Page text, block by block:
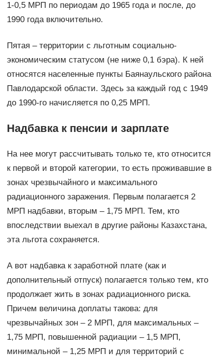
1-0,5 МРП по периодам до 1965 года и после, до
1990 года включительно.
Пятая – территории с льготным социально-
экономическим статусом (не ниже 0,1 бэра). К ней
относятся населенные пункты Баянаульского района
Павлодарской области. Здесь за каждый год с 1949
до 1990-го начисляется по 0,25 МРП.
Надбавка к пенсии и зарплате
На нее могут рассчитывать только те, кто относится
к первой и второй категории, то есть проживавшие в
зонах чрезвычайного и максимального
радиационного заражения. Первым полагается 2
МРП надбавки, вторым – 1,75 МРП. Тем, кто
впоследствии выехал в другие районы Казахстана,
эта льгота сохраняется.
А вот надбавка к заработной плате (как и
дополнительный отпуск) полагается только тем, кто
продолжает жить в зонах радиационного риска.
Причем величина доплаты такова: для
чрезвычайных зон – 2 МРП, для максимальных –
1,75 МРП, повышенной радиации – 1,5 МРП,
минимальной – 1,25 МРП и для территорий с